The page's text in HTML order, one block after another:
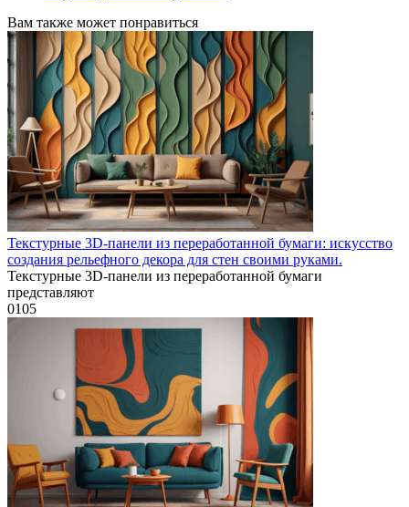
Вам также может понравиться
Текстурные 3D-панели из переработанной бумаги: искусство
создания рельефного декора для стен своими руками.
Текстурные 3D-панели из переработанной бумаги
представляют
0105